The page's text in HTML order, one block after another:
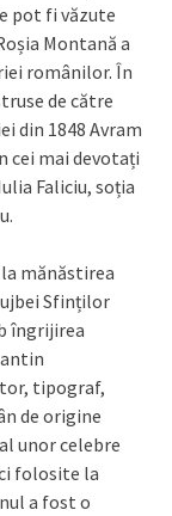
pot fi văzute
Montană a
românilor. În
de către
din 1848 Avram
cei mai devotați
Faliciu, soția
mănăstirea
Sfinților
îngrijirea
tipograf,
de origine
unor celebre
folosite la
a fost o